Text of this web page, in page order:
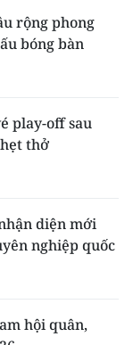
rộng phong
bóng bàn
play-off sau
thở
diện mới
nghiệp quốc
hội quân,